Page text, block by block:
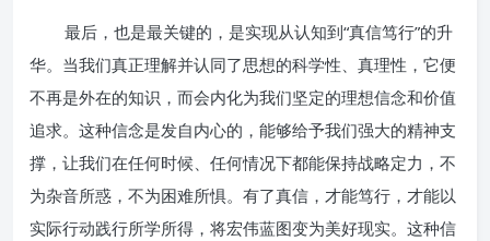
最后，也是最关键的，是实现从认知到“真信笃行”的升
华。当我们真正理解并认同了思想的科学性、真理性，它便
不再是外在的知识，而会内化为我们坚定的理想信念和价值
追求。这种信念是发自内心的，能够给予我们强大的精神支
撑，让我们在任何时候、任何情况下都能保持战略定力，不
为杂音所惑，不为困难所惧。有了真信，才能笃行，才能以
实际行动践行所学所得，将宏伟蓝图变为美好现实。这种信